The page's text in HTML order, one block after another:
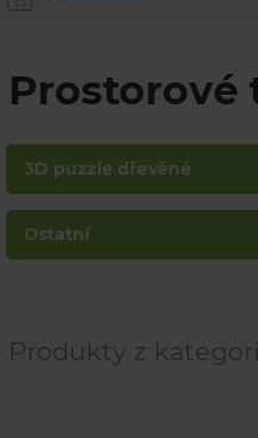
3D puzzle dřevěné
Ostatní
Produkty z